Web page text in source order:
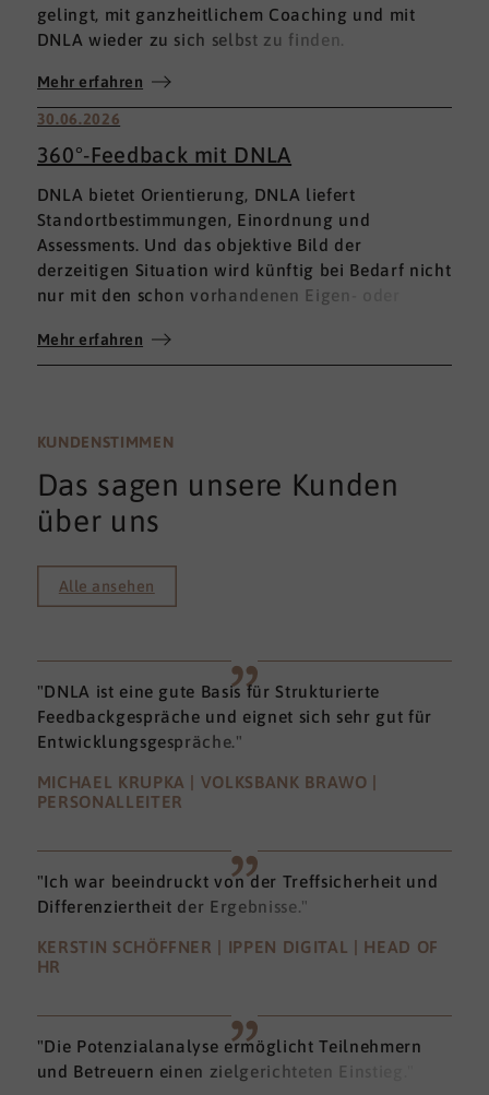
gelingt, mit ganzheitlichem Coaching und mit
DNLA wieder zu sich selbst zu finden.
Mehr erfahren
30.06.2026
360°-Feedback mit DNLA
DNLA bietet Orientierung, DNLA liefert
Standortbestimmungen, Einordnung und
Assessments. Und das objektive Bild der
derzeitigen Situation wird künftig bei Bedarf nicht
nur mit den schon vorhandenen Eigen- oder
umfassenden 360°-Feedback.
Mehr erfahren
KUNDENSTIMMEN
Das sagen unsere Kunden
über uns
Alle ansehen
"DNLA ist eine gute Basis für Strukturierte
Feedbackgespräche und eignet sich sehr gut für
Entwicklungsgespräche."
MICHAEL KRUPKA | VOLKSBANK BRAWO |
PERSONALLEITER
"Ich war beeindruckt von der Treffsicherheit und
Differenziertheit der Ergebnisse."
KERSTIN SCHÖFFNER | IPPEN DIGITAL | HEAD OF
HR
"Die Potenzialanalyse ermöglicht Teilnehmern
und Betreuern einen zielgerichteten Einstieg."